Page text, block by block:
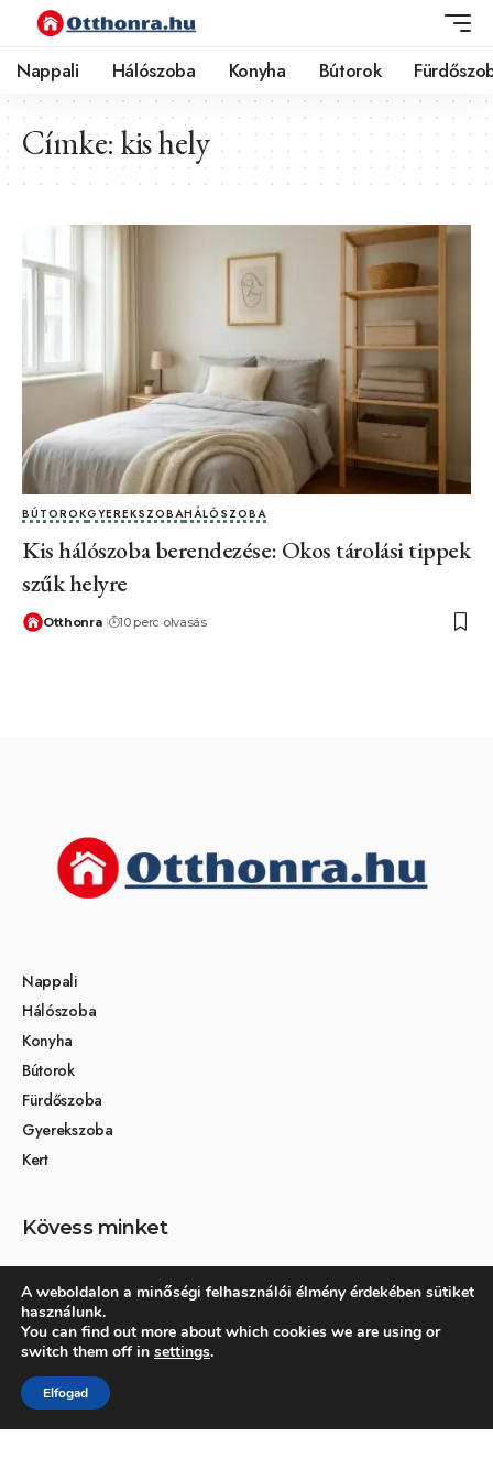
Nappali Hálószoba Konyha Bútorok
Címke: kis hely
BÚTOROKGYEREKSZOBAHÁLÓSZOBA
Kis hálószoba berendezése: Okos tárolási tippek
szűk helyre
Otthonra 10 perc olvasás
Nappali
Hálószoba
Konyha
Bútorok
Fürdőszoba
Gyerekszoba
Kert
Kövess minket
Társoldalak
Otthon és dekoráció
Kertikék kertmagazin
A weboldalon a minőségi felhasználói élmény érdekében sütiket
használunk.
You can find out more about which cookies we are using or
switch them off in settings.
Elfogad